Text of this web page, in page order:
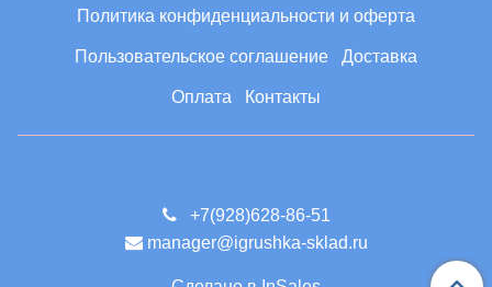
Политика конфиденциальности и оферта
Пользовательское соглашение Доставка
Оплата Контакты
+7(928)628-86-51
manager@igrushka-sklad.ru